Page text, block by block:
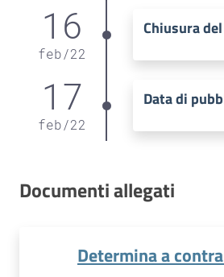
16
feb/22
Chiusura
17
feb/22
Data di
Documenti allegati
Determina a